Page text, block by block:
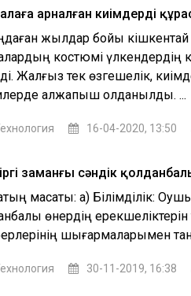
арналған киімдерді
жылдар бойы кішкентай
костюмі үлкендердің
Жалғыз тек өзгешелік,
алжапқыш қолданылды. ...
16-04-2020, 13:50
заманғы сәндік
мақсаты: а) Білімділік:
өнердің
шығармаларымен
30-11-2019, 16:38